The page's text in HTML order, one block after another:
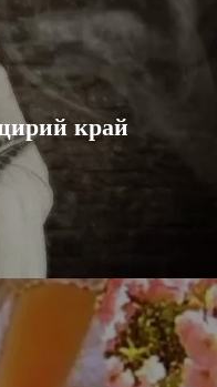
край